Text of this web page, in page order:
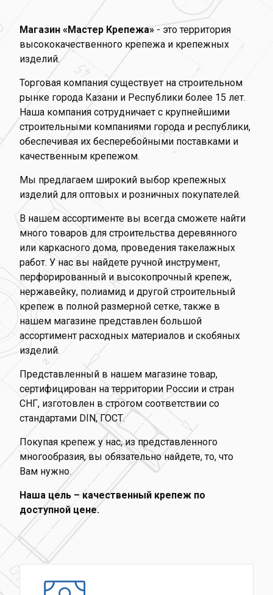
Магазин «Мастер Крепежа» - это территория
высококачественного крепежа и крепежных
изделий.
Торговая компания существует на строительном
рынке города Казани и Республики более 15 лет.
Наша компания сотрудничает с крупнейшими
строительными компаниями города и республики,
обеспечивая их бесперебойными поставками и
качественным крепежом.
Мы предлагаем широкий выбор крепежных
изделий для оптовых и розничных покупателей.
В нашем ассортименте вы всегда сможете найти
много товаров для строительства деревянного
или каркасного дома, проведения такелажных
работ. У нас вы найдете ручной инструмент,
перфорированный и высокопрочный крепеж,
нержавейку, полиамид и другой строительный
крепеж в полной размерной сетке, также в
нашем магазине представлен большой
ассортимент расходных материалов и скобяных
изделий.
Представленный в нашем магазине товар,
сертифицирован на территории России и стран
СНГ, изготовлен в строгом соответствии со
стандартами DIN, ГОСТ.
Покупая крепеж у нас, из представленного
многообразия, вы обязательно найдете, то, что
Вам нужно.
Наша цель – качественный крепеж по
доступной цене.